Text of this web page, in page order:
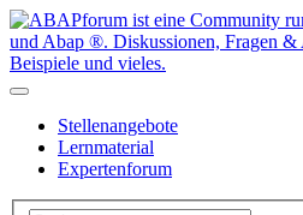
Stellenangebote
Lernmaterial
Expertenforum